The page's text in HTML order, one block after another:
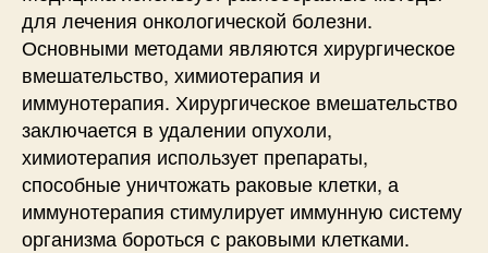
для лечения онкологической болезни.
Основными методами являются хирургическое
вмешательство, химиотерапия и
иммунотерапия. Хирургическое вмешательство
заключается в удалении опухоли,
химиотерапия использует препараты,
способные уничтожать раковые клетки, а
иммунотерапия стимулирует иммунную систему
организма бороться с раковыми клетками.